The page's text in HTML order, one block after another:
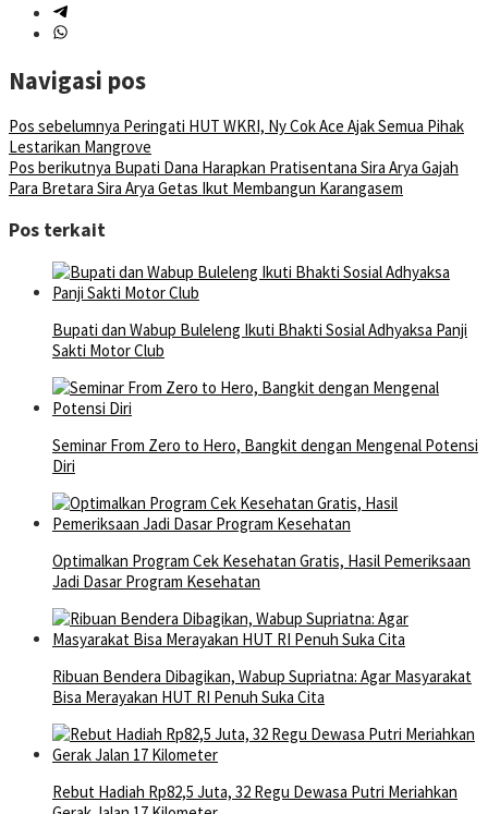
Navigasi pos
Pos sebelumnya Peringati HUT WKRI, Ny Cok Ace Ajak Semua Pihak
Lestarikan Mangrove
Pos berikutnya Bupati Dana Harapkan Pratisentana Sira Arya Gajah
Para Bretara Sira Arya Getas Ikut Membangun Karangasem
Pos terkait
Bupati dan Wabup Buleleng Ikuti Bhakti Sosial Adhyaksa Panji
Sakti Motor Club
Seminar From Zero to Hero, Bangkit dengan Mengenal Potensi
Diri
Optimalkan Program Cek Kesehatan Gratis, Hasil Pemeriksaan
Jadi Dasar Program Kesehatan
Ribuan Bendera Dibagikan, Wabup Supriatna: Agar Masyarakat
Bisa Merayakan HUT RI Penuh Suka Cita
Rebut Hadiah Rp82,5 Juta, 32 Regu Dewasa Putri Meriahkan